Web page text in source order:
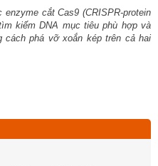
cắt Cas9 (CRISPR-protein
kiếm DNA mục tiêu phù hợp và
cách phá vỡ xoắn kép trên cả hai